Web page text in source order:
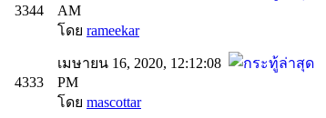
3344
AM
โดย rameekar
4333
เมษายน 16, 2020, 12:12:08
PM
โดย mascottar